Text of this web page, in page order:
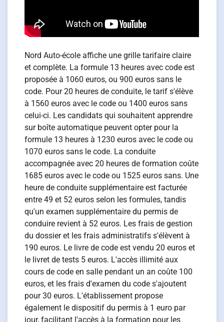
Nord Auto-école affiche une grille tarifaire claire
et complète. La formule 13 heures avec code est
proposée à 1060 euros, ou 900 euros sans le
code. Pour 20 heures de conduite, le tarif s'élève
à 1560 euros avec le code ou 1400 euros sans
celui-ci. Les candidats qui souhaitent apprendre
sur boîte automatique peuvent opter pour la
formule 13 heures à 1230 euros avec le code ou
1070 euros sans le code. La conduite
accompagnée avec 20 heures de formation coûte
1685 euros avec le code ou 1525 euros sans. Une
heure de conduite supplémentaire est facturée
entre 49 et 52 euros selon les formules, tandis
qu'un examen supplémentaire du permis de
conduire revient à 52 euros. Les frais de gestion
du dossier et les frais administratifs s'élèvent à
190 euros. Le livre de code est vendu 20 euros et
le livret de tests 5 euros. L'accès illimité aux
cours de code en salle pendant un an coûte 100
euros, et les frais d'examen du code s'ajoutent
pour 30 euros. L'établissement propose
également le dispositif du permis à 1 euro par
jour, facilitant l'accès à la formation pour les